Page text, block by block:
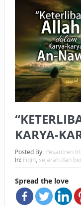
SEBELUM TIBA SAAT
HAKIKAT NIKMAT
BAGAIMANA
UANG HARAM
KEPEMILIKANNYA
ISTIDLAL BATIL VS
BAHASA CINTA
HUKUM
HUKUM
KARYA-
Posted By: Pesantren
In: Fiqih sejarah dan
Spread the love